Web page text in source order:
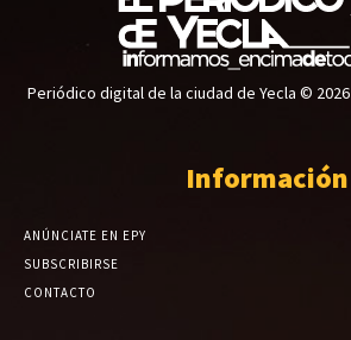
Periódico digital de la ciudad de Yecla © 2026
Información
ANÚNCIATE EN EPY
SUBSCRIBIRSE
CONTACTO